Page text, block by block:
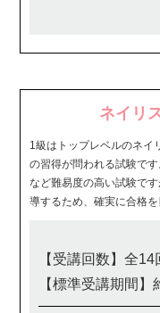
ネイリ
1級はトップレベルのネイ
の習得が問われる試験で
など難易度の高い試験で
導するため、確実に合格を
【受講回数】全14
【標準受講期間】